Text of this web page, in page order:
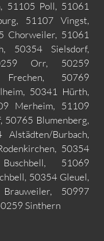
51105 Poll, 51061
51107 Vingst,
Chorweiler, 51061
50354 Sielsdorf,
Orr, 50259
50769
50341 Hürth,
Merheim, 51109
50765 Blumenberg,
Burbach,
50354
51069
50354 Gleuel,
50997
Sinthern